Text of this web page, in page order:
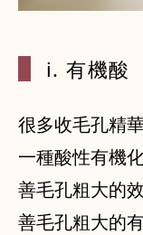
i. 有機酸
很多收毛孔精
一種酸性有機
善毛孔粗大的
善毛孔粗大的